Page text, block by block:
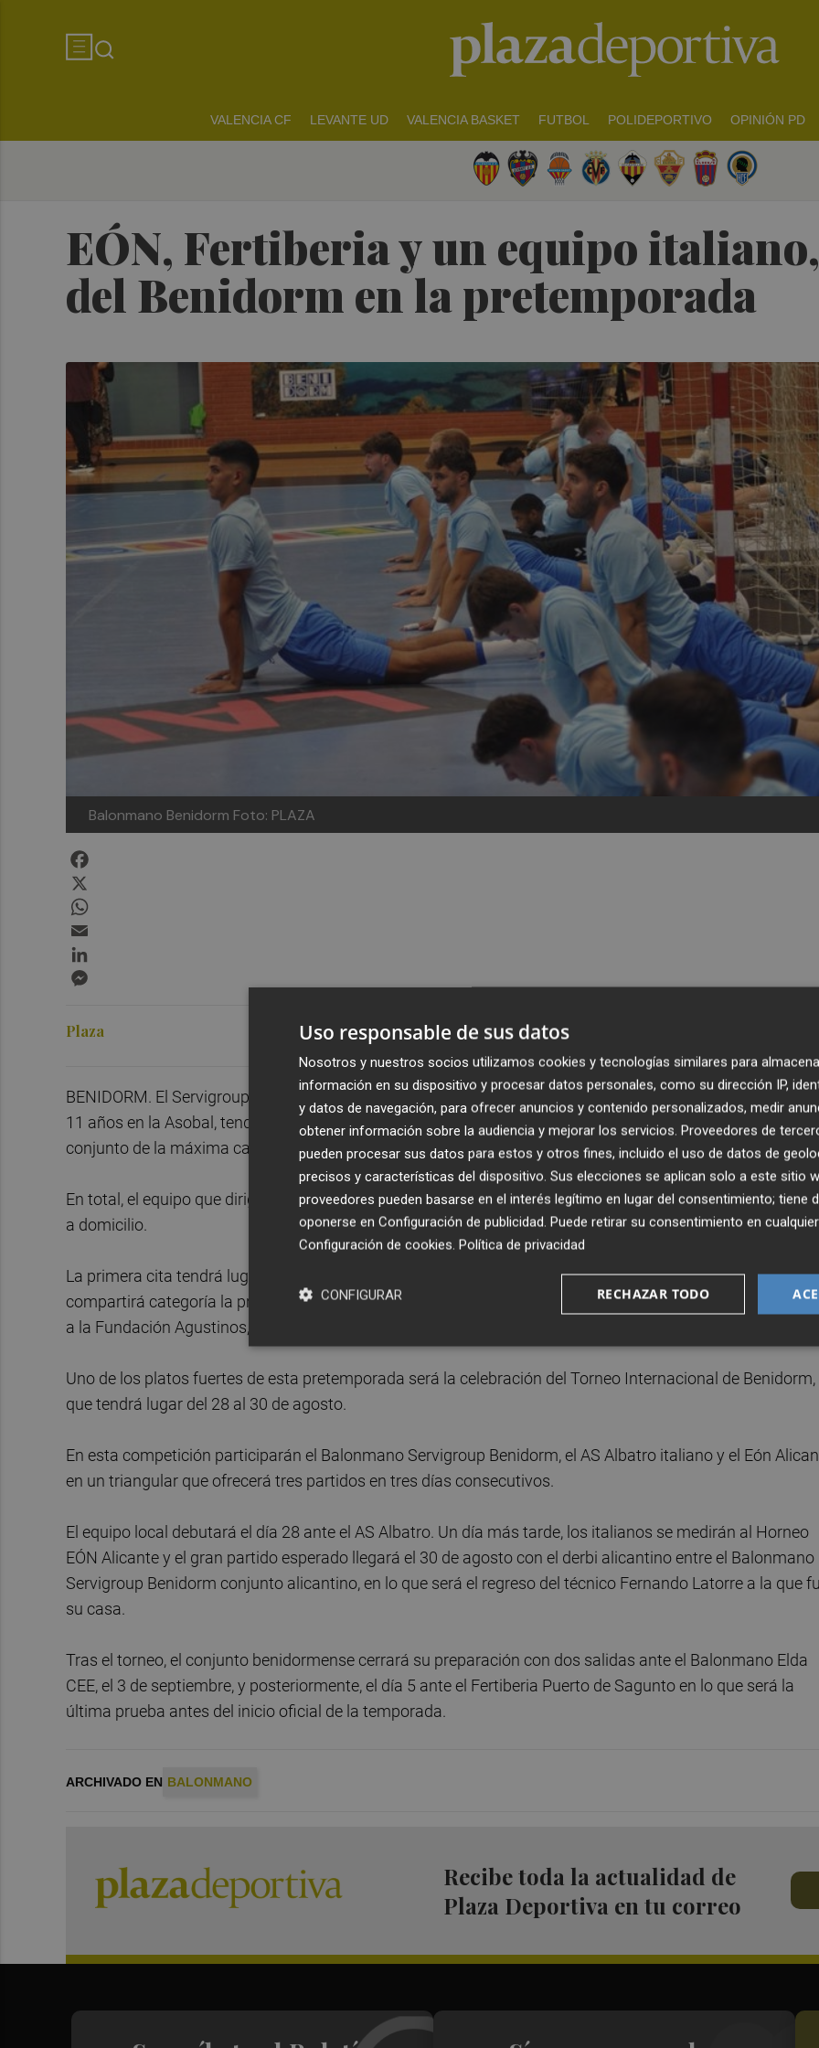
VALENCIA CF LEVANTE UD VALENCIA BASKET FUTBOL POLIDEPORTIVO OPINIÓN PD
EÓN, Fertiberia y un equipo
del Benidorm en la pretemporada
Balonmano Benidorm Foto: PLAZA
Plaza
BENIDORM. El Servigroup Benidorm, que la próxima temporada competirá en la División de Honor Plata
11 años en la Asobal, tendrá en la pretemporada como rivales más destacados al Horneo EÓN Alicante,
conjunto de la máxima categoría, al Fertiberia de Sagunto y a un conjunto italiano.
En total, el equipo que dirige Marko Krivokapic disputará seis partidos, tres de ellos como local y otros
a domicilio.
La primera cita tendrá lugar 19 de agosto ante el Trasmapi Gobycar Citubo H.C. Eivissa, equipo con el que
compartirá categoría la próxima temporada. Tres días después, el Benidorm viajará a Alicante para
a la Fundación Agustinos, también de la División de Honor Plata.
Uno de los platos fuertes de esta pretemporada será la celebración del Torneo Internacional de Benidorm,
que tendrá lugar del 28 al 30 de agosto.
En esta competición participarán el Balonmano Servigroup Benidorm, el AS Albatro italiano y el Eón
en un triangular que ofrecerá tres partidos en tres días consecutivos.
El equipo local debutará el día 28 ante el AS Albatro. Un día más tarde, los italianos se medirán al Horneo
EÓN Alicante y el gran partido esperado llegará el 30 de agosto con el derbi alicantino entre el Balonmano
Servigroup Benidorm conjunto alicantino, en lo que será el regreso del técnico Fernando Latorre a la que
su casa.
Tras el torneo, el conjunto benidormense cerrará su preparación con dos salidas ante el Balonmano Elda
CEE, el 3 de septiembre, y posteriormente, el día 5 ante el Fertiberia Puerto de Sagunto en lo que será la
última prueba antes del inicio oficial de la temporada.
ARCHIVADO EN BALONMANO
Recibe toda la actualidad de
Plaza Deportiva en tu correo
Uso responsable de sus datos
Nosotros y nuestros socios utilizamos cookies y tecnologías similares para
información en su dispositivo y procesar datos personales, como su dirección IP,
y datos de navegación, para ofrecer anuncios y contenido personalizados, medir
obtener información sobre la audiencia y mejorar los servicios. Proveedores de
pueden procesar sus datos para estos y otros fines, incluido el uso de datos de
precisos y características del dispositivo. Sus elecciones se aplican solo a este sitio
proveedores pueden basarse en el interés legítimo en lugar del consentimiento; tiene
oponerse en Configuración de publicidad. Puede retirar su consentimiento en
Configuración de cookies. Política de privacidad
RECHAZAR TODO
CONFIGURAR